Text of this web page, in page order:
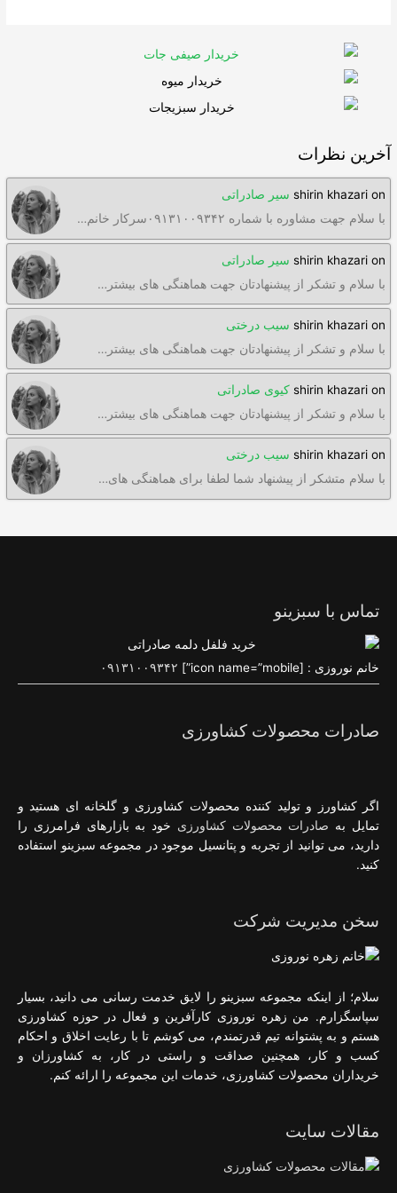
آخرین نظرات
shirin khazari on
سیر صادراتی
با سلام جهت مشاوره با شماره ۰۹۱۳۱۰۰۹۳۴۲سرکار خانم…
shirin khazari on
سیر صادراتی
با سلام و تشکر از پیشنهادتان جهت هماهنگی های بیشتر…
shirin khazari on
سیب درختی
با سلام و تشکر از پیشنهادتان جهت هماهنگی های بیشتر…
shirin khazari on
کیوی صادراتی
با سلام و تشکر از پیشنهادتان جهت هماهنگی های بیشتر…
shirin khazari on
سیب درختی
با سلام متشکر از پیشنهاد شما لطفا برای هماهنگی های…
تماس با سبزینو
خانم نوروزی : [icon name=”mobile”] ۰۹۱۳۱۰۰۹۳۴۲
صادرات محصولات کشاورزی
اگر کشاورز و تولید کننده محصولات کشاورزی و گلخانه ای هستید و
تمایل به صادرات محصولات کشاورزی خود به بازارهای فرامرزی را
دارید، می توانید از تجربه و پتانسیل موجود در مجموعه سبزینو استفاده
کنید.
سخن مدیریت شرکت
سلام؛ از اینکه مجموعه سبزینو را لایق خدمت رسانی می دانید، بسیار
سپاسگزارم. من زهره نوروزی کارآفرین و فعال در حوزه کشاورزی
هستم و به پشتوانه تیم قدرتمندم، می کوشم تا با رعایت اخلاق و احکام
کسب و کار، همچنین صداقت و راستی در کار، به کشاورزان و
خریداران محصولات کشاورزی، خدمات این مجموعه را ارائه کنم.
مقالات سایت